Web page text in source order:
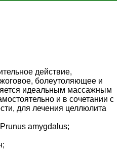
действие,
болеутоляющее и
идеальным массажным
и в сочетании с
для лечения целлюлита
Prunus amygdalus;